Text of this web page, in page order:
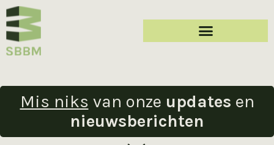
Mis niks van onze updates en
nieuwsberichten